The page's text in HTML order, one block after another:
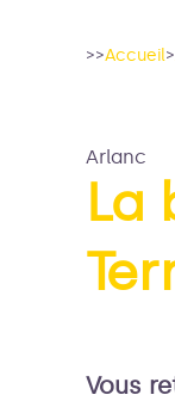
>>Accueil>
Arlanc
La
Vous